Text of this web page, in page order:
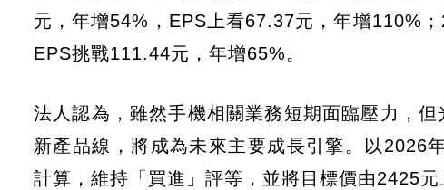
元，年增54%，EPS上看67.37元，年增110%
EPS挑戰111.44元，年增65%。
法人認為，雖然手機相關業務短期面臨壓力，
新產品線，將成為未來主要成長引擎。以2026
計算，維持「買進」評等，並將目標價由2425元